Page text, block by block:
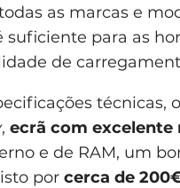
as marcas e
suficiente para as
de
, ecrã com excelente
e de RAM, um
por cerca de